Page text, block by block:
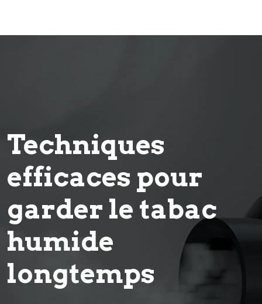
Techniques
efficaces pour
garder le tabac
humide
longtemps